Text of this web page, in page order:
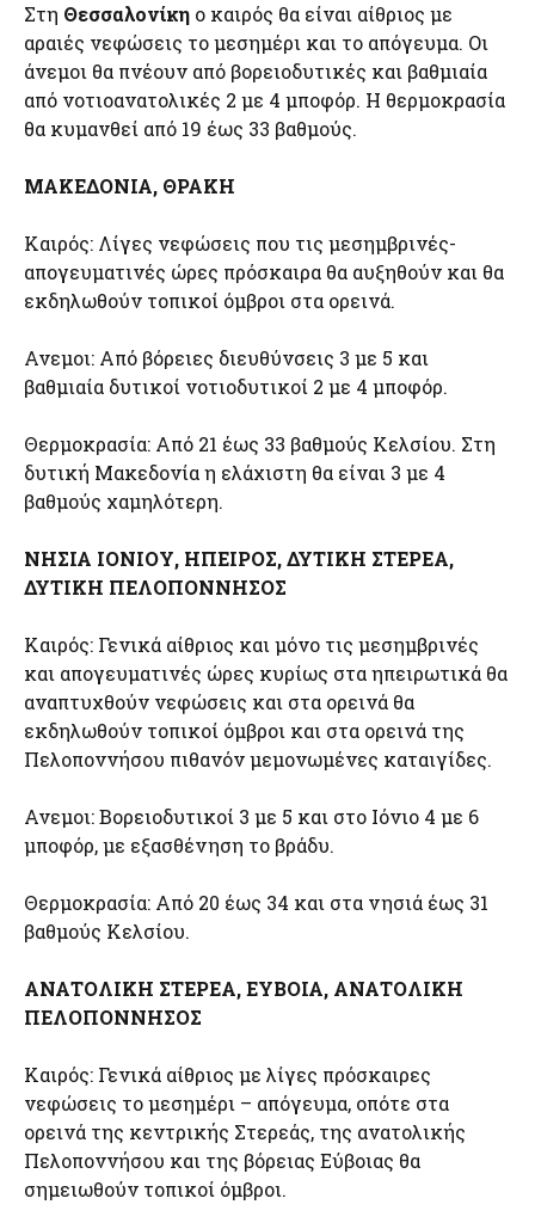
Στη Θεσσαλονίκη o καιρός θα είναι αίθριος με
αραιές νεφώσεις το μεσημέρι και το απόγευμα. Οι
άνεμοι θα πνέουν από βορειοδυτικές και βαθμιαία
από νοτιοανατολικές 2 με 4 μποφόρ. Η θερμοκρασία
θα κυμανθεί από 19 έως 33 βαθμούς.
ΜΑΚΕΔΟΝΙΑ, ΘΡΑΚΗ
Καιρός: Λίγες νεφώσεις που τις μεσημβρινές-
απογευματινές ώρες πρόσκαιρα θα αυξηθούν και θα
εκδηλωθούν τοπικοί όμβροι στα ορεινά.
Ανεμοι: Από βόρειες διευθύνσεις 3 με 5 και
βαθμιαία δυτικοί νοτιοδυτικοί 2 με 4 μποφόρ.
Θερμοκρασία: Από 21 έως 33 βαθμούς Κελσίου. Στη
δυτική Μακεδονία η ελάχιστη θα είναι 3 με 4
βαθμούς χαμηλότερη.
ΝΗΣΙΑ ΙΟΝΙΟΥ, ΗΠΕΙΡΟΣ, ΔΥΤΙΚΗ ΣΤΕΡΕΑ,
ΔΥΤΙΚΗ ΠΕΛΟΠΟΝΝΗΣΟΣ
Καιρός: Γενικά αίθριος και μόνο τις μεσημβρινές
και απογευματινές ώρες κυρίως στα ηπειρωτικά θα
αναπτυχθούν νεφώσεις και στα ορεινά θα
εκδηλωθούν τοπικοί όμβροι και στα ορεινά της
Πελοποννήσου πιθανόν μεμονωμένες καταιγίδες.
Ανεμοι: Βορειοδυτικοί 3 με 5 και στο Ιόνιο 4 με 6
μποφόρ, με εξασθένηση το βράδυ.
Θερμοκρασία: Από 20 έως 34 και στα νησιά έως 31
βαθμούς Κελσίου.
ΑΝΑΤΟΛΙΚΗ ΣΤΕΡΕΑ, ΕΥΒΟΙΑ, ΑΝΑΤΟΛΙΚΗ
ΠΕΛΟΠΟΝΝΗΣΟΣ
Καιρός: Γενικά αίθριος με λίγες πρόσκαιρες
νεφώσεις το μεσημέρι – απόγευμα, οπότε στα
ορεινά της κεντρικής Στερεάς, της ανατολικής
Πελοποννήσου και της βόρειας Εύβοιας θα
σημειωθούν τοπικοί όμβροι.